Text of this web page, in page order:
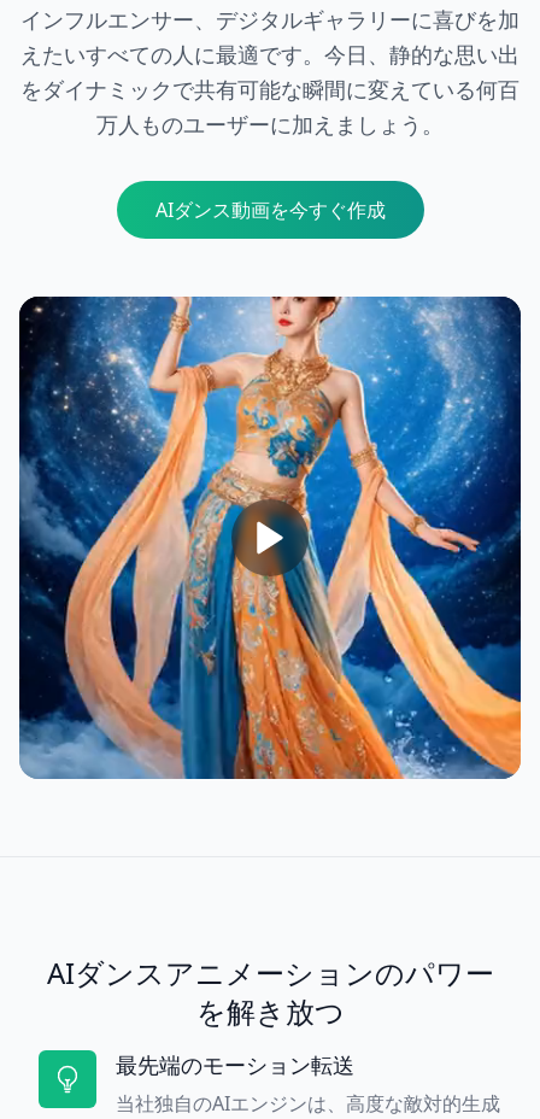
インフルエンサー、デジタルギャラリーに喜びを加
えたいすべての人に最適です。今日、静的な思い出
をダイナミックで共有可能な瞬間に変えている何百
万人ものユーザーに加えましょう。
AIダンス動画を今すぐ作成
AIダンスアニメーションのパワー
を解き放つ
最先端のモーション転送
当社独自のAIエンジンは、高度な敵対的生成